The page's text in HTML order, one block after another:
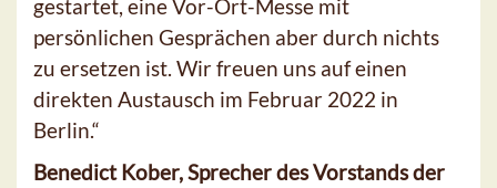
gestartet, eine Vor-Ort-Messe mit
persönlichen Gesprächen aber durch nichts
zu ersetzen ist. Wir freuen uns auf einen
direkten Austausch im Februar 2022 in
Berlin.“
Benedict Kober, Sprecher des Vorstands der